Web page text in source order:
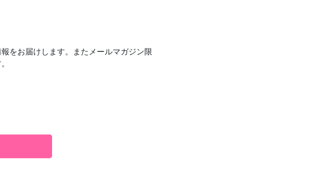
をお届けします。またメールマガジン限